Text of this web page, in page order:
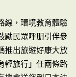
線，環境教育體驗
勵民眾呼朋引伴參
推出旅遊好康大放
輕旅行」任兩條路